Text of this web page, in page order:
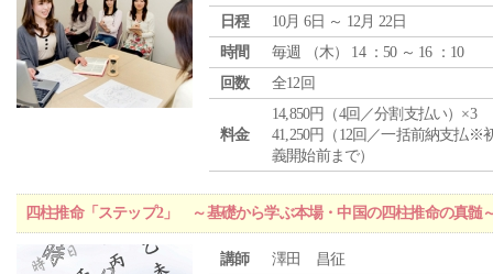
日程
10月 6日 ～ 12月 22日
時間
毎週 （木） 14 ：50 ～ 16 ：10
回数
全12回
料金
14,850円（4回／分割支払い）×3
41,250円（12回／一括前納支払※
義開始前まで）
四柱推命「ステップ2」 ～基礎から学ぶ本場・中国の四柱推命の真髄
講師
澤田 昌征